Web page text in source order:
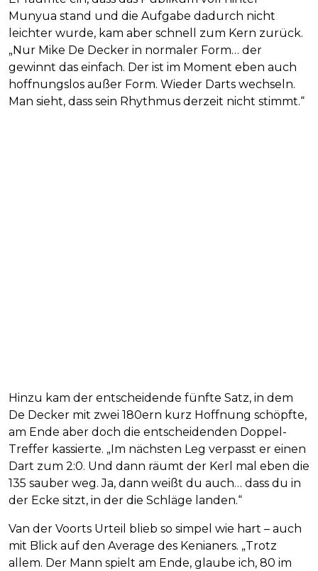
Munyua stand und die Aufgabe dadurch nicht
leichter wurde, kam aber schnell zum Kern zurück.
„Nur Mike De Decker in normaler Form… der
gewinnt das einfach. Der ist im Moment eben auch
hoffnungslos außer Form. Wieder Darts wechseln.
Man sieht, dass sein Rhythmus derzeit nicht stimmt.“
Hinzu kam der entscheidende fünfte Satz, in dem
De Decker mit zwei 180ern kurz Hoffnung schöpfte,
am Ende aber doch die entscheidenden Doppel-
Treffer kassierte. „Im nächsten Leg verpasst er einen
Dart zum 2:0. Und dann räumt der Kerl mal eben die
135 sauber weg. Ja, dann weißt du auch… dass du in
der Ecke sitzt, in der die Schläge landen.“
Van der Voorts Urteil blieb so simpel wie hart – auch
mit Blick auf den Average des Kenianers. „Trotz
allem. Der Mann spielt am Ende, glaube ich, 80 im